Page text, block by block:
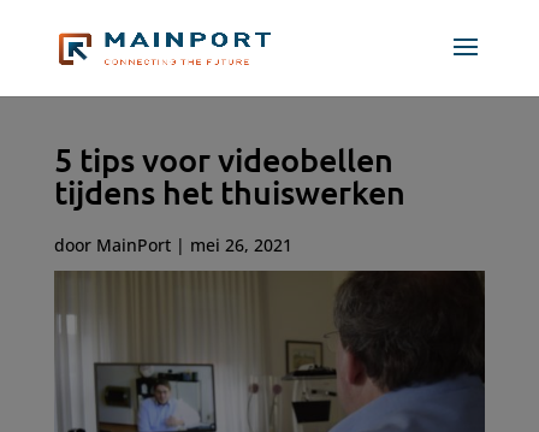
5 tips voor videobellen
tijdens het thuiswerken
door MainPort| mei 26, 2021